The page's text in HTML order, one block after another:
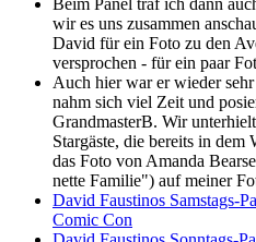
wir es uns zusammen
David für ein Foto zu den
versprochen - für ein paar
Auch hier war er wieder
nahm sich viel Zeit und
GrandmasterB. Wir
Stargäste, die bereits in dem
das Foto von Amanda
nette Familie") auf meiner
David Faustinos Samstags-
Comic Con